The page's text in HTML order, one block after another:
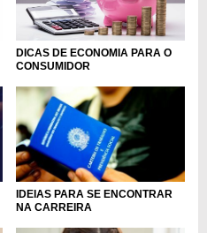
DICAS DE ECONOMIA PARA O
CONSUMIDOR
IDEIAS PARA SE ENCONTRAR
NA CARREIRA